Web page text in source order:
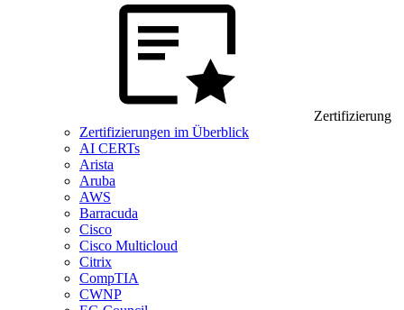
Zertifizierung
Zertifizierungen im Überblick
AI CERTs
Arista
Aruba
AWS
Barracuda
Cisco
Cisco Multicloud
Citrix
CompTIA
CWNP